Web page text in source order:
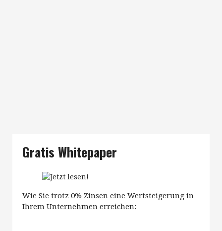
Gratis Whitepaper
Wie Sie trotz 0% Zinsen eine Wertsteigerung in
Ihrem Unternehmen erreichen: